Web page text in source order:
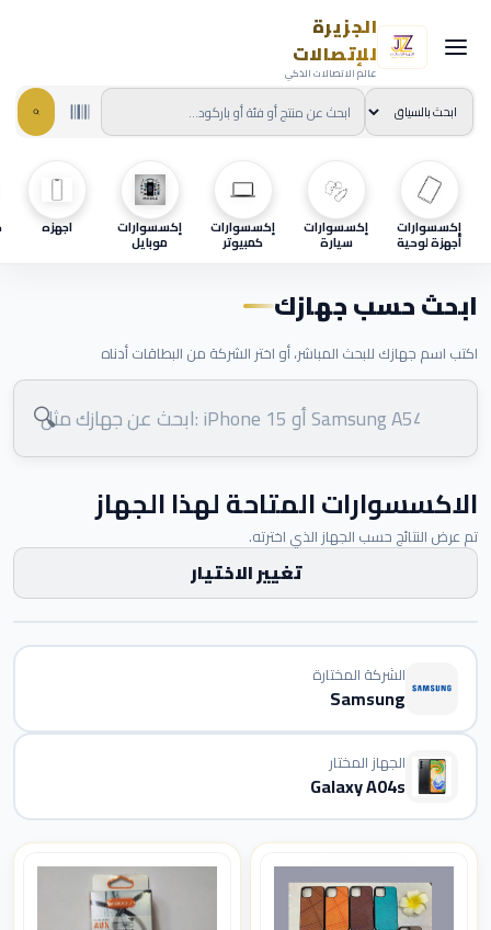
الجزيرة
للإتصالات
عالم الاتصالات الذكي
إكسسوارات
أجهزة لوحية
إكسسوارات
سيارة
إكسسوارات
كمبيوتر
إكسسوارات
موبايل
اجهزه
ابحث حسب جهازك
اكتب اسم جهازك للبحث المباشر، أو اختر الشركة من البطاقات أدناه
🔍
الاكسسوارات المتاحة لهذا الجهاز
تم عرض النتائج حسب الجهاز الذي اخترته.
تغيير الاختيار
الشركة المختارة
Samsung
الجهاز المختار
Galaxy A04s